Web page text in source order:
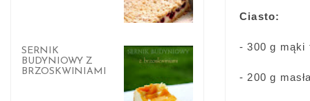
Ciasto:
- 300 g mąki
- 200 g
SERNIK
BUDYNIOWY Z
BRZOSKWINIAMI